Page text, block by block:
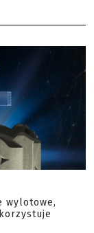
wylotowe,